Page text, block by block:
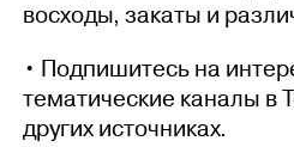
восходы, закаты и
• Подпишитесь на
тематические каналы в
других источниках.